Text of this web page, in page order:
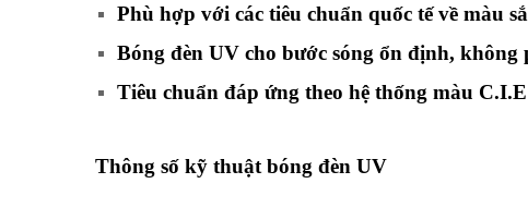
Phù hợp với các tiêu chuẩn quốc tế về màu
Bóng đèn UV cho bước sóng ổn định,
Tiêu chuẩn đáp ứng theo hệ thống màu
Thông số kỹ thuậtbóng đèn UV